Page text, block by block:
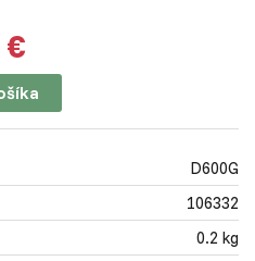
D600G
106332
0.2 kg